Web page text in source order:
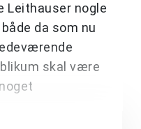
Leithauser nogle
da som nu
skal være